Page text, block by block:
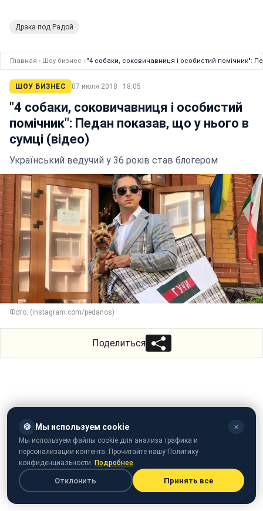
Драка под Радой
Главная › Шоу бизнес › "4 собаки, соковичавниця і особистий помічник":
ШОУ БИЗНЕС 07 июля 2018 · 18:05
"4 собаки, соковичавниця і особистий
помічник": Педан показав, що у нього в
сумці (відео)
Український ведучий у 36 років став блогером
Фото: (instagram.com/pedanos)
Поделиться
🍪 Мы используем cookie ✕
Мы используем файлы cookie для анализа трафика и
персонализации контента. Прочитайте нашу Политику
конфиденциальности. Подробнее
Отклонить Принять все